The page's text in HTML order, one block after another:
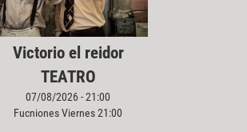
Victorio el reidor
TEATRO
07/08/2026 - 21:00
Fucniones Viernes 21:00